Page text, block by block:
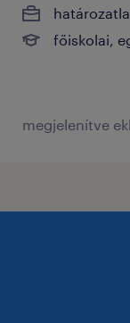
főiskolai,
megjelenítve